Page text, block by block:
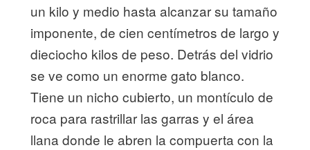
un kilo y medio hasta alcanzar su tamaño
imponente, de cien centímetros de largo y
dieciocho kilos de peso. Detrás del vidrio
se ve como un enorme gato blanco.
Tiene un nicho cubierto, un montículo de
roca para rastrillar las garras y el área
llana donde le abren la compuerta con la